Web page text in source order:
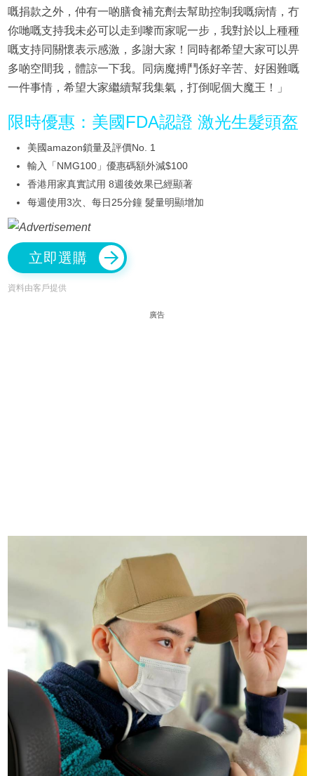
嘅捐款之外，仲有一啲膳食補充劑去幫助控制我嘅病情，冇
你哋嘅支持我未必可以走到嚟而家呢一步，我對於以上種種
嘅支持同關懷表示感激，多謝大家！同時都希望大家可以畀
多啲空間我，體諒一下我。同病魔搏鬥係好辛苦、好困難嘅
一件事情，希望大家繼續幫我集氣，打倒呢個大魔王！」
限時優惠：美國FDA認證 激光生髮頭盔
美國amazon鎖量及評價No. 1
輸入「NMG100」優惠碼額外減$100
香港用家真實試用 8週後效果已經顯著
每週使用3次、每日25分鐘 髮量明顯增加
立即選購
資料由客戶提供
廣告